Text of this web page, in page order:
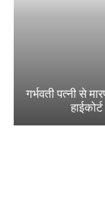
गर्भवती पत्नी से